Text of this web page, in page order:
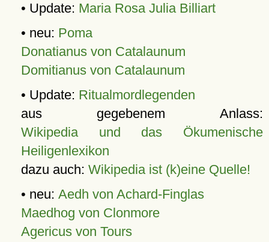
• Update: Maria Rosa Julia Billiart
• neu: Poma
Donatianus von Catalaunum
Domitianus von Catalaunum
• Update: Ritualmordlegenden
aus gegebenem Anlass:
Wikipedia und das Ökumenische
Heiligenlexikon
dazu auch: Wikipedia ist (k)eine Quelle!
• neu: Aedh von Achard-Finglas
Maedhog von Clonmore
Agericus von Tours